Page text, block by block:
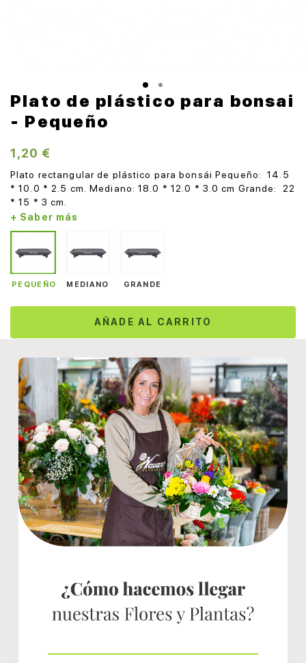
Plato de plástico para bonsai
- Pequeño
1,20 €
Plato rectangular de plástico para bonsái Pequeño: 14.5
* 10.0 * 2.5 cm. Mediano: 18.0 * 12.0 * 3.0 cm Grande: 22
* 15 * 3 cm.
+ Saber más
PEQUEÑO MEDIANO GRANDE
AÑADE AL CARRITO